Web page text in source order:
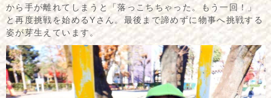
から手が離れてしまうと「落っこちちゃった。もう一回！」
と再度挑戦を始めるYさん。最後まで諦めずに物事へ挑戦する
姿が芽生えています。